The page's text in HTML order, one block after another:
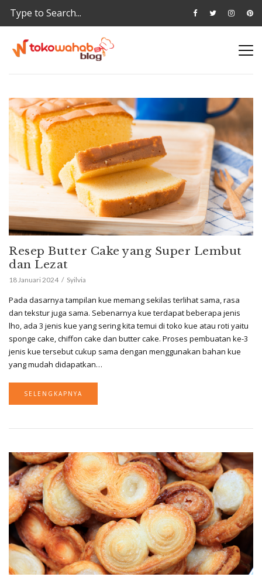
Resep Butter Cake yang Super Lembut
dan Lezat
18 Januari 2024 Syilvia
Pada dasarnya tampilan kue memang sekilas terlihat sama, rasa
dan tekstur juga sama. Sebenarnya kue terdapat beberapa jenis
lho, ada 3 jenis kue yang sering kita temui di toko kue atau roti yaitu
sponge cake, chiffon cake dan butter cake. Proses pembuatan ke-3
jenis kue tersebut cukup sama dengan menggunakan bahan kue
yang mudah didapatkan…
SELENGKAPNYA